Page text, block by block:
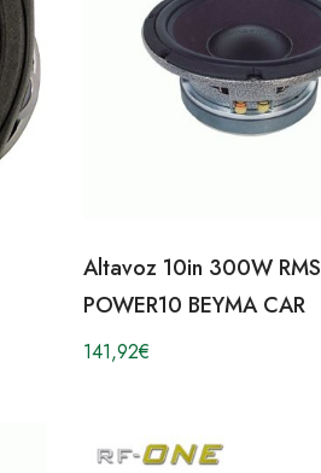
Altavoz 10in 300W RMS
POWER10 BEYMA CAR
141,92€